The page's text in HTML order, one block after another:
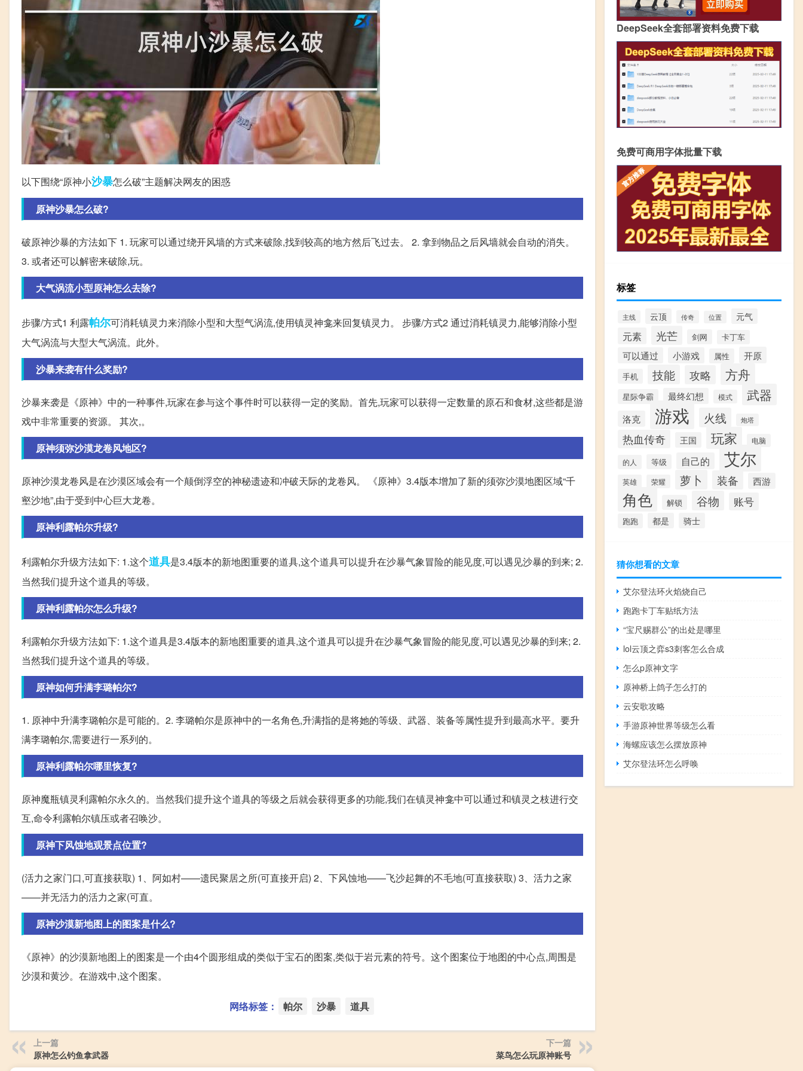
以下围绕“原神小沙暴怎么破”主题解决网友的困惑
原神沙暴怎么破?
破原神沙暴的方法如下 1. 玩家可以通过绕开风墙的方式来破除,找到较高的地方然后飞过去。 2. 拿到物品之后风墙就会自动的消失。
3. 或者还可以解密来破除,玩。
大气涡流小型原神怎么去除?
步骤/方式1 利露帕尔可消耗镇灵力来消除小型和大型气涡流,使用镇灵神龛来回复镇灵力。 步骤/方式2 通过消耗镇灵力,能够消除小型
大气涡流与大型大气涡流。此外。
沙暴来袭有什么奖励?
沙暴来袭是《原神》中的一种事件,玩家在参与这个事件时可以获得一定的奖励。首先,玩家可以获得一定数量的原石和食材,这些都是游
戏中非常重要的资源。 其次,。
原神须弥沙漠龙卷风地区?
原神沙漠龙卷风是在沙漠区域会有一个颠倒浮空的神秘遗迹和冲破天际的龙卷风。 《原神》3.4版本增加了新的须弥沙漠地图区域“千
壑沙地”,由于受到中心巨大龙卷。
原神利露帕尔升级?
利露帕尔升级方法如下: 1.这个道具是3.4版本的新地图重要的道具,这个道具可以提升在沙暴气象冒险的能见度,可以遇见沙暴的到来; 2.
当然我们提升这个道具的等级。
原神利露帕尔怎么升级?
利露帕尔升级方法如下: 1.这个道具是3.4版本的新地图重要的道具,这个道具可以提升在沙暴气象冒险的能见度,可以遇见沙暴的到来; 2.
当然我们提升这个道具的等级。
原神如何升满李璐帕尔?
1. 原神中升满李璐帕尔是可能的。2. 李璐帕尔是原神中的一名角色,升满指的是将她的等级、武器、装备等属性提升到最高水平。要升
满李璐帕尔,需要进行一系列的。
原神利露帕尔哪里恢复?
原神魔瓶镇灵利露帕尔永久的。当然我们提升这个道具的等级之后就会获得更多的功能,我们在镇灵神龛中可以通过和镇灵之枝进行交
互,命令利露帕尔镇压或者召唤沙。
原神下风蚀地观景点位置?
(活力之家门口,可直接获取) 1、阿如村——遗民聚居之所(可直接开启) 2、下风蚀地——飞沙起舞的不毛地(可直接获取) 3、活力之家
——并无活力的活力之家(可直。
原神沙漠新地图上的图案是什么?
《原神》的沙漠新地图上的图案是一个由4个圆形组成的类似于宝石的图案,类似于岩元素的符号。这个图案位于地图的中心点,周围是
沙漠和黄沙。在游戏中,这个图案。
网络标签： 帕尔 沙暴 道具
上一篇
原神怎么钓鱼拿武器
下一篇
菜鸟怎么玩原神账号
DeepSeek全套部署资料免费下载
免费可商用字体批量下载
标签
主线 云顶 传奇 位置 元气
元素 光芒 剑网 卡丁车
可以通过 小游戏 属性 开原
手机 技能 攻略 方舟
星际争霸 最终幻想 模式 武器
洛克 游戏 火线 炮塔
热血传奇 王国 玩家 电脑
的人 等级 自己的 艾尔
英雄 荣耀 萝卜 装备 西游
角色 解锁 谷物 账号
跑跑 都是 骑士
猜你想看的文章
艾尔登法环火焰烧自己
跑跑卡丁车贴纸方法
“宝尺赐群公”的出处是哪里
lol云顶之弈s3刺客怎么合成
怎么p原神文字
原神桥上鸽子怎么打的
云安歌攻略
手游原神世界等级怎么看
海螺应该怎么摆放原神
艾尔登法环怎么呼唤